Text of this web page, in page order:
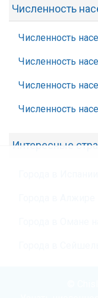
Численность
Численность
Численность
Численность
Численность
Интересные